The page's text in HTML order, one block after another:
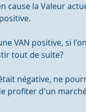
cause la Valeur
VAN positive, si
tout de suite?
était négative, ne
profiter d'un